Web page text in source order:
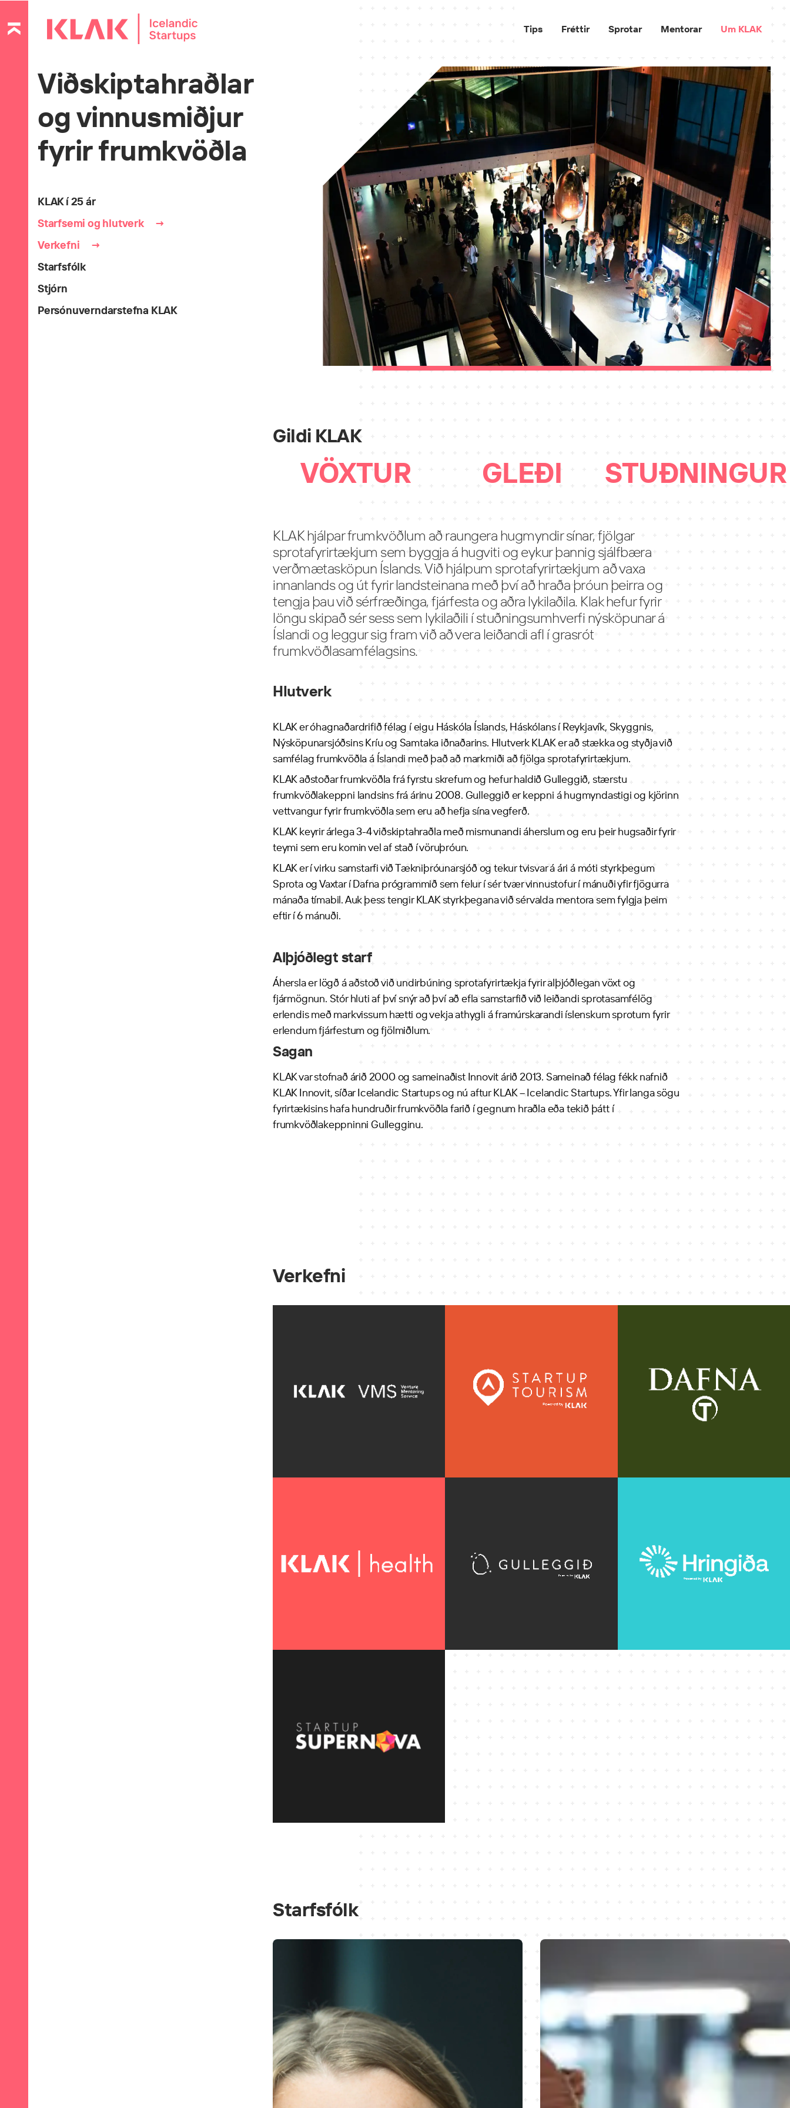
Tips Fréttir Sprotar Mentorar Um KLAK
Viðskiptahraðlar
og vinnusmiðjur
fyrir frumkvöðla
KLAK í 25 ár
Starfsemi og hlutverk
Verkefni
Starfsfólk
Stjórn
Persónuverndarstefna KLAK
Gildi KLAK
VÖXTUR GLEÐI STUÐNINGUR
KLAK hjálpar frumkvöðlum að raungera hugmyndir sínar, fjölgar
sprotafyrirtækjum sem byggja á hugviti og eykur þannig sjálfbæra
verðmætasköpun Íslands. Við hjálpum sprotafyrirtækjum að vaxa
innanlands og út fyrir landsteinana með því að hraða þróun þeirra og
tengja þau við sérfræðinga, fjárfesta og aðra lykilaðila. Klak hefur fyrir
löngu skipað sér sess sem lykilaðili í stuðningsumhverfi nýsköpunar á
Íslandi og leggur sig fram við að vera leiðandi afl í grasrót
frumkvöðlasamfélagsins.
Hlutverk
KLAK er óhagnaðardrifið félag í eigu Háskóla Íslands, Háskólans í Reykjavík, Skyggnis,
Nýsköpunarsjóðsins Kríu og Samtaka iðnaðarins. Hlutverk KLAK er að stækka og styðja við
samfélag frumkvöðla á Íslandi með það að markmiði að fjölga sprotafyrirtækjum.
KLAK aðstoðar frumkvöðla frá fyrstu skrefum og hefur haldið Gulleggið, stærstu
frumkvöðlakeppni landsins frá árinu 2008. Gulleggið er keppni á hugmyndastigi og kjörinn
vettvangur fyrir frumkvöðla sem eru að hefja sína vegferð.
KLAK keyrir árlega 3-4 viðskiptahraðla með mismunandi áherslum og eru þeir hugsaðir fyrir
teymi sem eru komin vel af stað í vöruþróun.
KLAK er í virku samstarfi við Tækniþróunarsjóð og tekur tvisvar á ári á móti styrkþegum
Sprota og Vaxtar í Dafna prógrammið sem felur í sér tvær vinnustofur í mánuði yfir fjögurra
mánaða tímabil. Auk þess tengir KLAK styrkþegana við sérvalda mentora sem fylgja þeim
eftir í 6 mánuði.
Alþjóðlegt starf
Áhersla er lögð á aðstoð við undirbúning sprotafyrirtækja fyrir alþjóðlegan vöxt og
fjármögnun. Stór hluti af því snýr að því að efla samstarfið við leiðandi sprotasamfélög
erlendis með markvissum hætti og vekja athygli á framúrskarandi íslenskum sprotum fyrir
erlendum fjárfestum og fjölmiðlum.
Sagan
KLAK var stofnað árið 2000 og sameinaðist Innovit árið 2013. Sameinað félag fékk nafnið
KLAK Innovit, síðar Icelandic Startups og nú aftur KLAK – Icelandic Startups. Yfir langa sögu
fyrirtækisins hafa hundruðir frumkvöðla farið í gegnum hraðla eða tekið þátt í
frumkvöðlakeppninni Gullegginu.
Verkefni
Starfsfólk